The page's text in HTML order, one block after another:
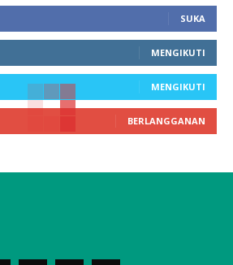
SUKA
MENGIKUTI
MENGIKUTI
BERLANGGANAN